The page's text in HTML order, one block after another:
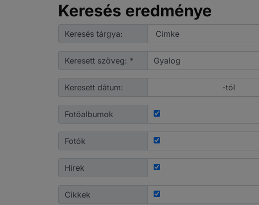
Keresés eredménye
Keresés tárgya:
Keresett szöveg: *
Keresett dátum: -tól
Fotóalbumok
Fotók
Hírek
Cikkek